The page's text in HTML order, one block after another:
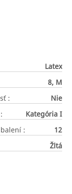
Latex
8, M
:
Nie
Kategória I
:
12
Žltá